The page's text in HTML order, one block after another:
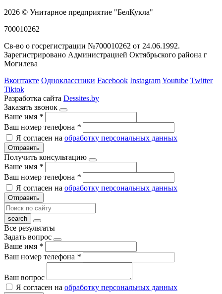
2026 © Унитарное предприятие "БелКукла"
700010262
Св-во о госрегистрации №700010262 от 24.06.1992.
Зарегистрировано Администрацией Октябрьского района г
Могилева
Вконтакте Одноклассники Facebook InstagramYoutube Twitter
Tiktok
Разработка сайта Dessites.by
Заказать звонок
Ваше имя *
Ваш номер телефона *
Я согласен на обработку персональных данных
Отправить
Получить консультацию
Ваше имя *
Ваш номер телефона *
Я согласен на обработку персональных данных
Отправить
Все результаты
Задать вопрос
Ваше имя *
Ваш номер телефона *
Ваш вопрос
Я согласен на обработку персональных данных